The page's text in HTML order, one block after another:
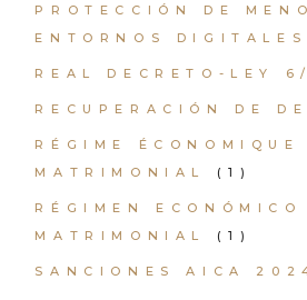
PROTECCIÓN DE
ENTORNOS DIGITALES
REAL DECRETO-LEY
RECUPERACIÓN DE
RÉGIME ÉCONOMIQUE
MATRIMONIAL
(1)
RÉGIMEN ECONÓMICO
MATRIMONIAL
(1)
SANCIONES AICA